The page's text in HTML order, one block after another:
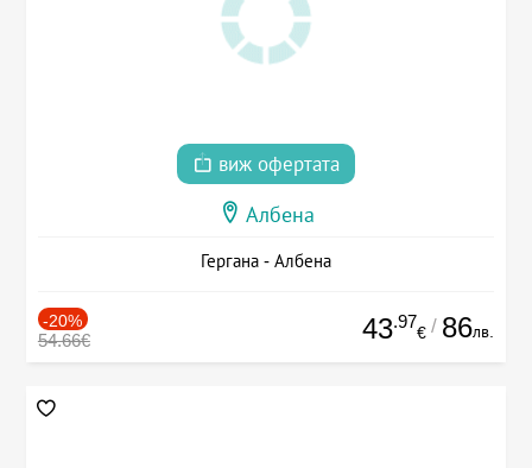
виж офертата
Албена
Гергана - Албена
-20%
54.66€ 43.97
€ / 86лв.